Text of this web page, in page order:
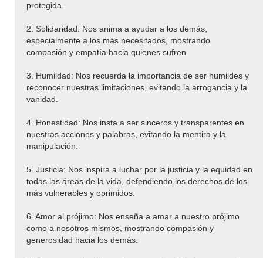
protegida.
2. Solidaridad: Nos anima a ayudar a los demás,
especialmente a los más necesitados, mostrando
compasión y empatía hacia quienes sufren.
3. Humildad: Nos recuerda la importancia de ser humildes y
reconocer nuestras limitaciones, evitando la arrogancia y la
vanidad.
4. Honestidad: Nos insta a ser sinceros y transparentes en
nuestras acciones y palabras, evitando la mentira y la
manipulación.
5. Justicia: Nos inspira a luchar por la justicia y la equidad en
todas las áreas de la vida, defendiendo los derechos de los
más vulnerables y oprimidos.
6. Amor al prójimo: Nos enseña a amar a nuestro prójimo
como a nosotros mismos, mostrando compasión y
generosidad hacia los demás.